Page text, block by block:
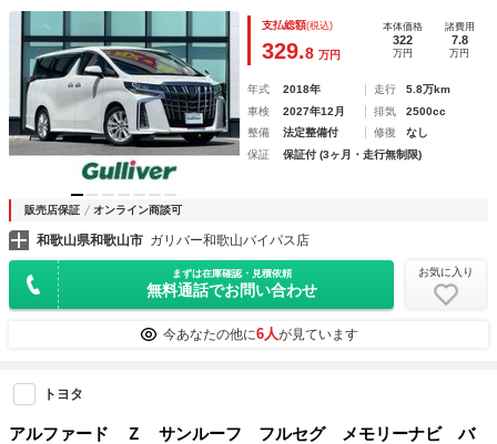
インドスポットモニター デジタルインナーミラー 純正フロ
アマット ＬＥＤヘッドライト フォグランプ 純正アルミホ
イール ＥＴＣ
支払総額(税込)
329.8 万円
本体価格
322
万円
諸費用
7.8
万円
年式 2018年 走行
5.8万km
車検
2027年12月 排気
2500cc
整備
法定整備付 修復
なし
保証
保証付 (3ヶ月・走行無制限)
販売店保証 オンライン商談可
和歌山県和歌山市 ガリバー和歌山バイパス店
まずは在庫確認・見積依頼
無料通話でお問い合わせ
お気に入り
今あなたの他に6人が見ています
トヨタ
アルファード Ｚ サンルーフ フルセグ メモリーナビ バ